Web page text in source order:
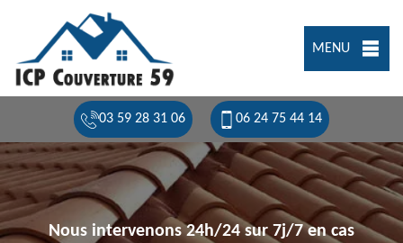
MENU
03 59 28 31 06 06 24 75 44 14
Nous intervenons 24h/24 sur 7j/7 en cas